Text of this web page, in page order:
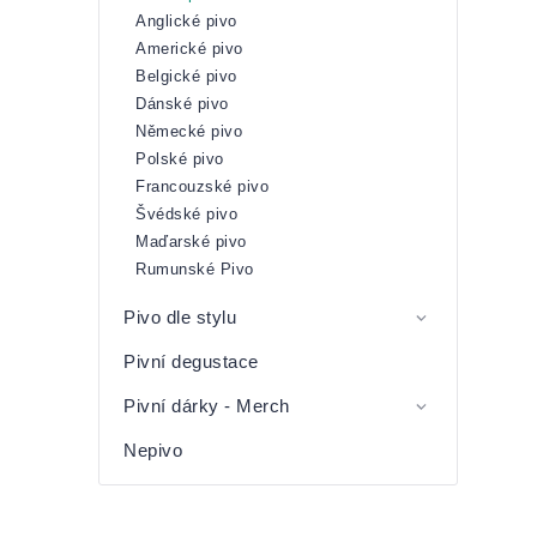
Anglické pivo
Americké pivo
Belgické pivo
Dánské pivo
Německé pivo
Polské pivo
Francouzské pivo
Švédské pivo
Maďarské pivo
Rumunské Pivo
Pivo dle stylu
Pivní degustace
Pivní dárky - Merch
Nepivo